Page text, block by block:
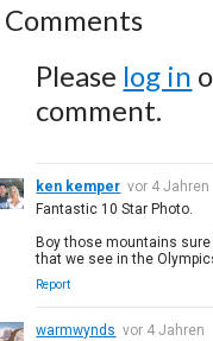
Comments
Please log in
comment.
ken kemper vor 4 Jahren
Fantastic 10 Star Photo.
Boy those mountains
that we see in the
Report
warmwynds vor 4 Jahren